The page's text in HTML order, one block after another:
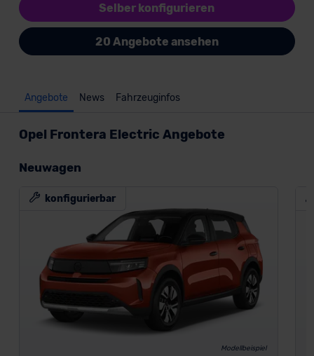
Selber konfigurieren
20 Angebote ansehen
Angebote News Fahrzeuginfos
Opel Frontera Electric Angebote
Neuwagen
Modellbeispiel
konfigurierbar